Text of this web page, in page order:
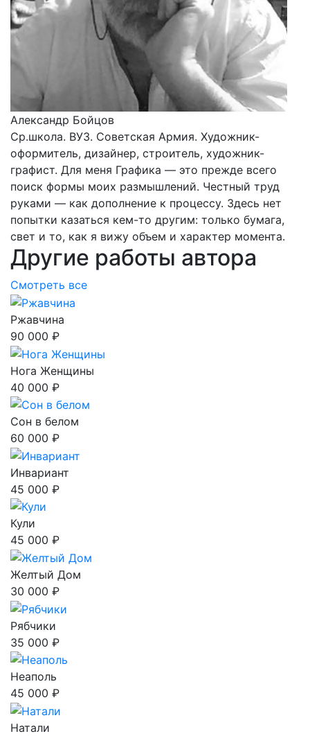
Александр Бойцов
Ср.школа. ВУЗ. Советская Армия. Художник-
оформитель, дизайнер, строитель, художник-
графист. Для меня Графика — это прежде всего
поиск формы моих размышлений. Честный труд
руками — как дополнение к процессу. Здесь нет
попытки казаться кем-то другим: только бумага,
свет и то, как я вижу объем и характер момента.
Другие работы автора
Смотреть все
Ржавчина
90 000 ₽
Нога Женщины
40 000 ₽
Сон в белом
60 000 ₽
Инвариант
45 000 ₽
Кули
45 000 ₽
Желтый Дом
30 000 ₽
Рябчики
35 000 ₽
Неаполь
45 000 ₽
Натали